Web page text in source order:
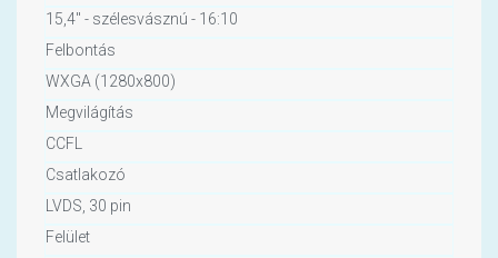
15,4" - szélesvásznú - 16:10
Felbontás
WXGA (1280x800)
Megvilágítás
CCFL
Csatlakozó
LVDS, 30 pin
Felület